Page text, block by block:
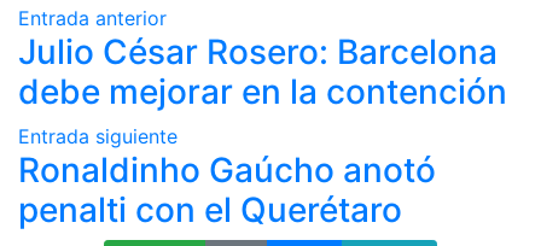
Entrada anterior
Julio César Rosero: Barcelona
debe mejorar en la contención
Entrada siguiente
Ronaldinho Gaúcho anotó
penalti con el Querétaro